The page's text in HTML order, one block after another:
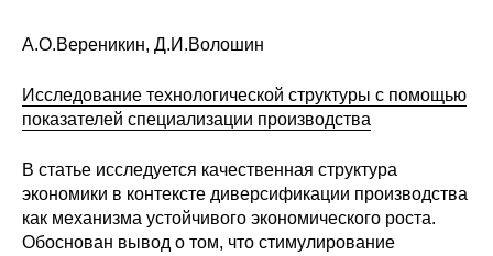
Стандарты оформления
Научные труды
О журнале
А.О.Вереникин, Д.И.Волошин
Исследование технологической структуры с помощью
показателей специализации производства
В статье исследуется качественная структура
экономики в контексте диверсификации производства
как механизма устойчивого экономического роста.
Обоснован вывод о том, что стимулирование